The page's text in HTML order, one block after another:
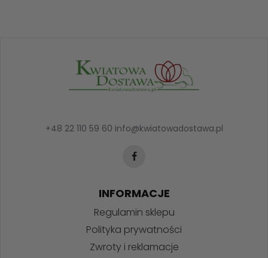
+48 22 110 59 60 info@kwiatowadostawa.pl
INFORMACJE
Regulamin sklepu
Polityka prywatności
Zwroty i reklamacje